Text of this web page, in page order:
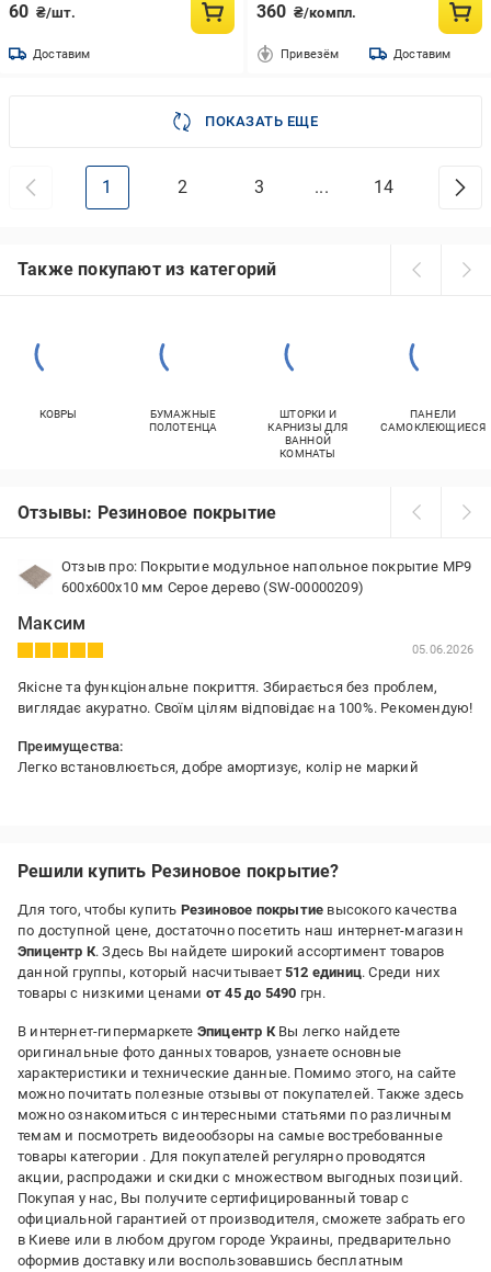
60 ₴/шт.
Доставим
360 ₴/компл.
Привезём Доставим
ПОКАЗАТЬ ЕЩЕ
1 2 3 ... 14
Также покупают из категорий
КОВРЫ
БУМАЖНЫЕ
ПОЛОТЕНЦА
ШТОРКИ И
КАРНИЗЫ ДЛЯ
ВАННОЙ
КОМНАТЫ
ПАНЕЛИ
САМОКЛЕЮЩИЕСЯ
Отзывы: Резиновое покрытие
Отзыв про: Покрытие модульное напольное покрытие МР9
600x600x10 мм Серое дерево (SW-00000209)
Максим
05.06.2026
Якісне та функціональне покриття. Збирається без проблем,
виглядає акуратно. Своїм цілям відповідає на 100%. Рекомендую!
Преимущества:
Легко встановлюється, добре амортизує, колір не маркий
Решили купить Резиновое покрытие?
Для того, чтобы купить Резиновое покрытие высокого качества
по доступной цене, достаточно посетить наш интернет-магазин
Эпицентр К. Здесь Вы найдете широкий ассортимент товаров
данной группы, который насчитывает 512 единиц. Среди них
товары с низкими ценами от 45 до 5490 грн.
В интернет-гипермаркете Эпицентр КВы легко найдете
оригинальные фото данных товаров, узнаете основные
характеристики и технические данные. Помимо этого, на сайте
можно почитать полезные отзывы от покупателей. Также здесь
можно ознакомиться с интересными статьями по различным
темам и посмотреть видеообзоры на самые востребованные
товары категории . Для покупателей регулярно проводятся
акции, распродажи и скидки с множеством выгодных позиций.
Покупая у нас, Вы получите сертифицированный товар с
официальной гарантией от производителя, сможете забрать его
в Киеве или в любом другом городе Украины, предварительно
оформив доставку или воспользовавшись бесплатным